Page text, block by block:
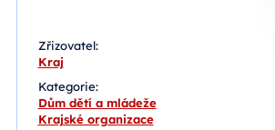
Zřizovatel:
Kraj
Kategorie:
Dům dětí a mládeže
Krajské organizace